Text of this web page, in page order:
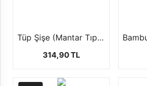
Tüp Şişe (Mantar Tıpalı-50 Adet)
314,90 TL